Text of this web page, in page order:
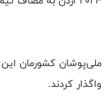
واگذار کردند.